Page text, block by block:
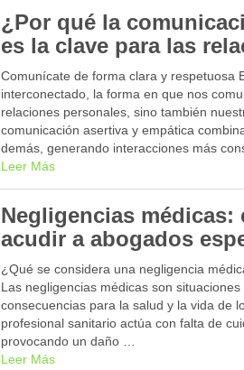
¿Por qué la
es la clave para las
Comunícate de forma clara y respetuosa
interconectado, la forma en que nos
relaciones personales, sino también
comunicación asertiva y empática
demás, generando interacciones más
Leer Más
Negligencias médicas:
acudir a abogados
¿Qué se considera una negligencia
Las negligencias médicas son
consecuencias para la salud y la vida de
profesional sanitario actúa con falta de
provocando un daño …
Leer Más